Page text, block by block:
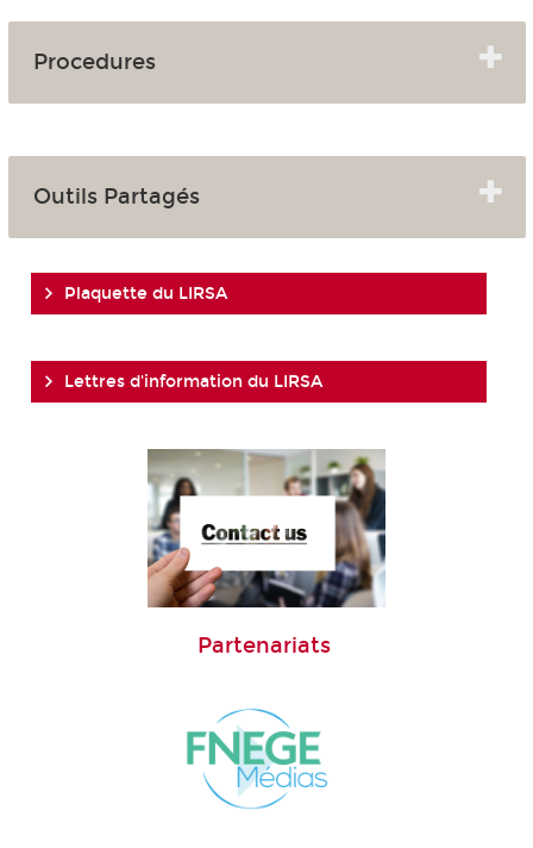
Procedures
Outils Partagés
Plaquette du LIRSA
Lettres d'information du LIRSA
Partenariats